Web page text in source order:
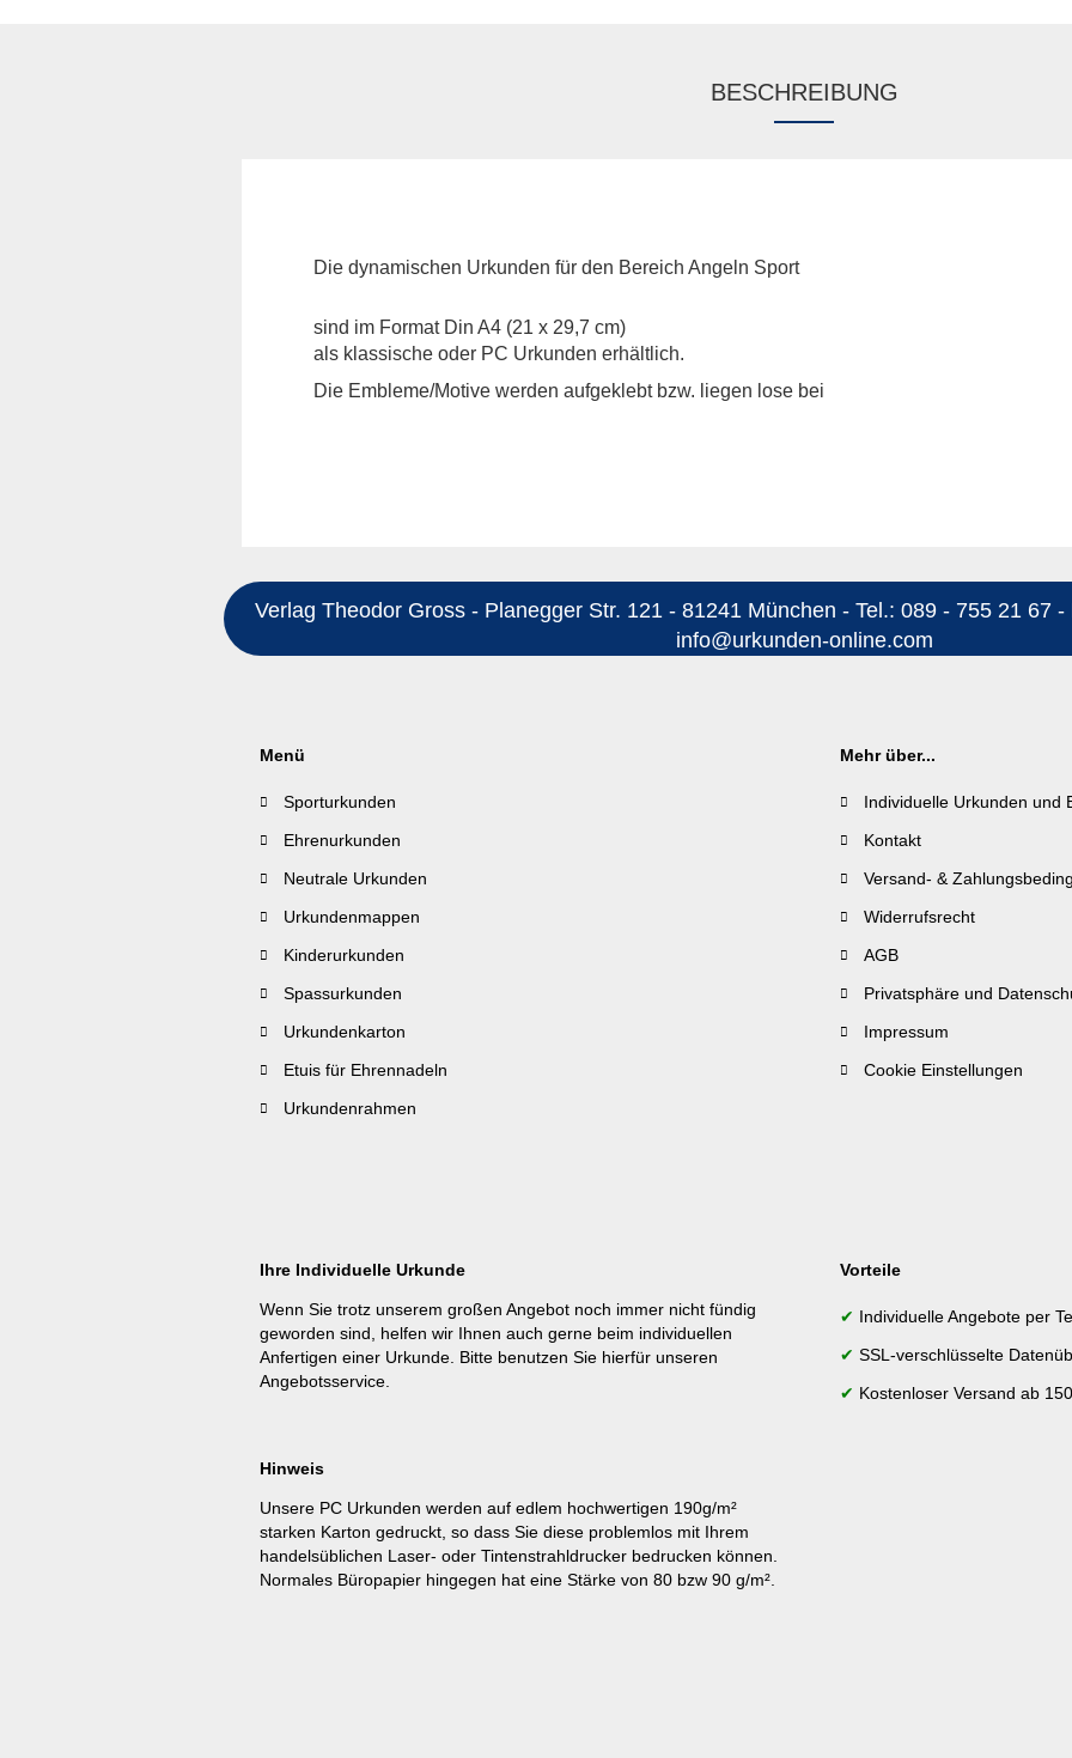
BESCHREIBUNG
Die dynamischen Urkunden für den Bereich Angeln Sport
sind im Format Din A4 (21 x 29,7 cm)
als klassische oder PC Urkunden erhältlich.
Die Embleme/Motive werden aufgeklebt bzw. liegen lose bei
Verlag Theodor Gross - Planegger Str. 121 - 81241 München - Tel.: 089 - 755 21 67
info@urkunden-online.com
Menü
Sporturkunden
Ehrenurkunden
Neutrale Urkunden
Urkundenmappen
Kinderurkunden
Spassurkunden
Urkundenkarton
Etuis für Ehrennadeln
Urkundenrahmen
Mehr über...
Individuelle Urkunden und
Kontakt
Versand- &
Widerrufsrecht
AGB
Privatsphäre und
Impressum
Cookie Einstellungen
Ihre Individuelle Urkunde
Wenn Sie trotz unserem großen Angebot noch immer nicht fündig
geworden sind, helfen wir Ihnen auch gerne beim individuellen
Anfertigen einer Urkunde. Bitte benutzen Sie hierfür unseren
Angebotsservice
Hinweis
Unsere PC Urkunden werden auf edlem hochwertigen 190g/m²
starken Karton gedruckt, so dass Sie diese problemlos mit Ihrem
handelsüblichen Laser- oder Tintenstrahldrucker bedrucken können.
Normales Büropapier hingegen hat eine Stärke von 80 bzw 90 g/m².
Vorteile
✔ Individuelle Angebote per
✔ SSL-verschlüsselte
✔ Kostenloser Versand ab